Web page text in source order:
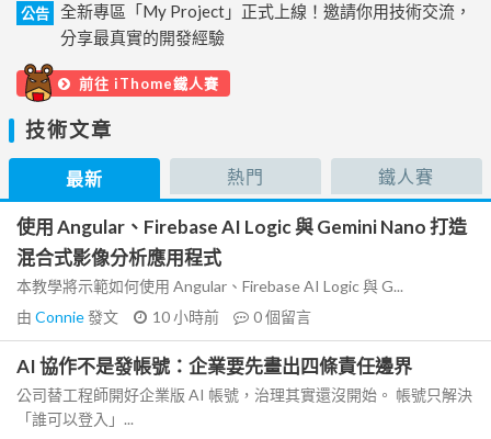
公告
全新專區「My Project」正式上線！邀請你用技術交流，
分享最真實的開發經驗
前往 iThome鐵人賽
技術文章
最新 熱門 鐵人賽
使用 Angular、Firebase AI Logic 與 Gemini Nano 打造
混合式影像分析應用程式
本教學將示範如何使用 Angular、Firebase AI Logic 與 G...
由 Connie發文 10 小時前 0個留言
AI 協作不是發帳號：企業要先畫出四條責任邊界
公司替工程師開好企業版 AI 帳號，治理其實還沒開始。 帳號只解決
「誰可以登入」...